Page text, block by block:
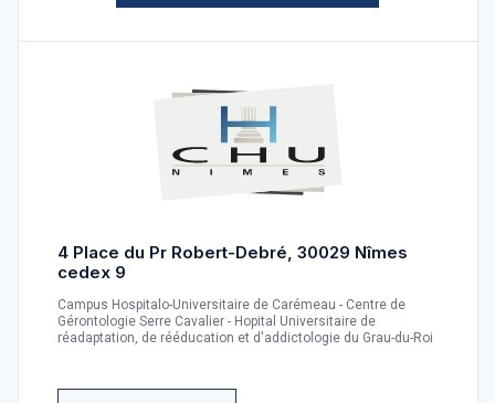
4 Place du Pr Robert-Debré, 30029 Nîmes
cedex 9
Campus Hospitalo-Universitaire de Carémeau - Centre de
Gérontologie Serre Cavalier - Hopital Universitaire de
réadaptation, de rééducation et d'addictologie du Grau-du-Roi